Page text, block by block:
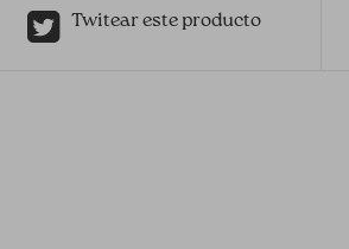
Twitear este producto